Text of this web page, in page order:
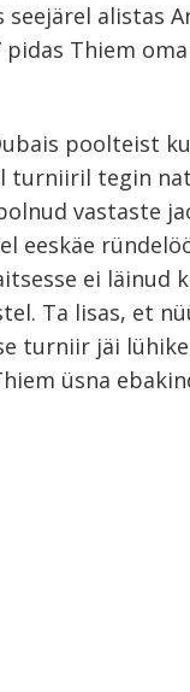
alistas
pidas Thiem
poolteist
turniiril tegin
vastaste
eeskäe
ei läinud
Ta lisas, et
turniir jäi
üsna